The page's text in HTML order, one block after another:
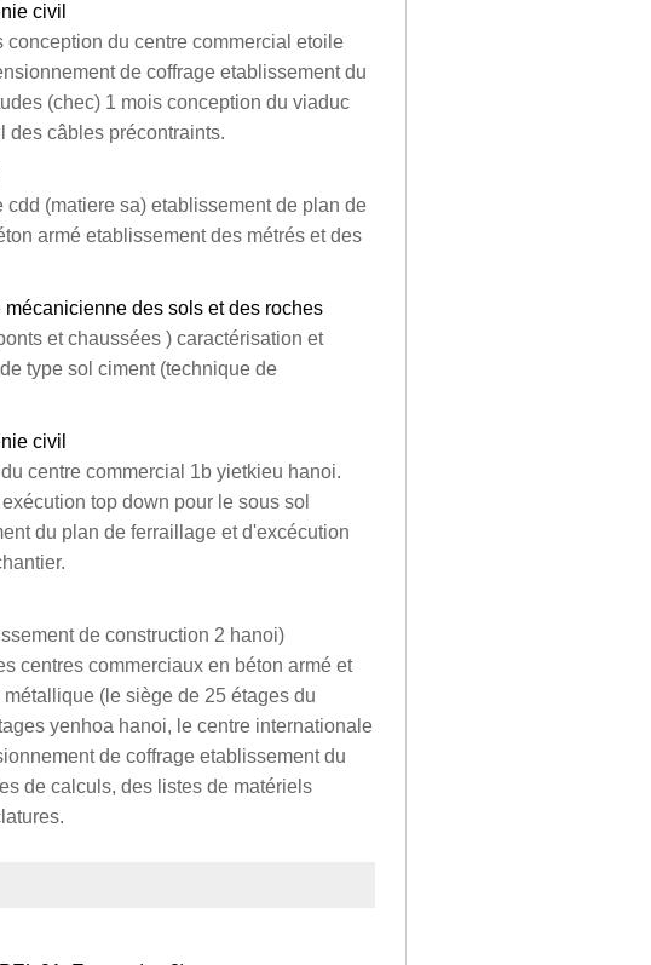
civil
du centre commercial etoile
de coffrage etablissement du
(chec) 1 mois conception du viaduc
des câbles précontraints.
(matiere sa) etablissement de plan de
armé etablissement des métrés et des
des sols et des roches
et chaussées ) caractérisation et
type sol ciment (technique de
civil
centre commercial 1b yietkieu hanoi.
top down pour le sous sol
du plan de ferraillage et d'excécution
de construction 2 hanoi)
centres commerciaux en béton armé et
(le siège de 25 étages du
yenhoa hanoi, le centre internationale
de coffrage etablissement du
de calculs, des listes de matériels